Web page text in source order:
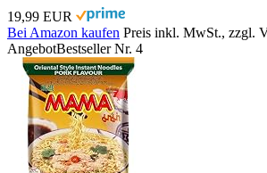
19,99 EUR
Bei Amazon kaufen Preis inkl. MwSt., zzgl.
AngebotBestseller Nr. 4